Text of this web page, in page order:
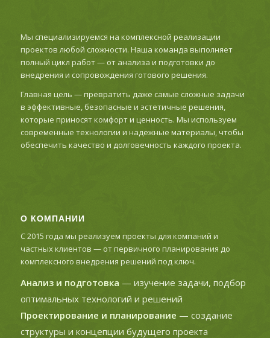
Мы специализируемся на комплексной реализации
проектов любой сложности. Наша команда выполняет
полный цикл работ — от анализа и подготовки до
внедрения и сопровождения готового решения.
Главная цель — превратить даже самые сложные задачи
в эффективные, безопасные и эстетичные решения,
которые приносят комфорт и ценность. Мы используем
современные технологии и надежные материалы, чтобы
обеспечить качество и долговечность каждого проекта.
О КОМПАНИИ
С 2015 года мы реализуем проекты для компаний и
частных клиентов — от первичного планирования до
комплексного внедрения решений под ключ.
Анализ и подготовка — изучение задачи, подбор
оптимальных технологий и решений
Проектирование и планирование — создание
структуры и концепции будущего проекта